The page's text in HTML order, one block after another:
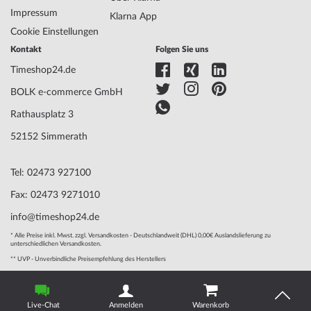
Live-Chat Anmelden Warenkorb
SKU
mid-31347
Geschlecht
Hersteller Artikel-Nr.
Artikel-Gewicht
Antrieb
Gehäuse Material
Gehäusedicke
Gehäuse Form
Rund
Wasserdichte
10
Gehäuse Farbe
Silber
Oberfläche
Mattiert, Poliert
Impressum
Cookie Einstellungen
Klarna App
Kontakt
Timeshop24.de
BOLK e-commerce GmbH
Rathausplatz 3
52152 Simmerath
Tel: 02473 927100
Fax: 02473 9271010
info@timeshop24.de
Folgen Sie uns
* Alle Preise inkl. Mwst. zzgl. Versandkosten - Deutschlandweit (DHL) 0,00€ Auslandslieferung zu
unterschiedlichen Versandkosten.
** UVP - Unverbindliche Preisempfehlung des Herstellers
© 2004 - 2026, BOLK e-commerce GmbH | Technische Umsetzung
durchwww.mediarox.de